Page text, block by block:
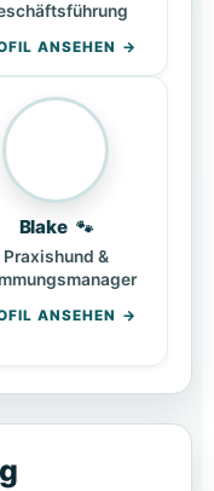
ANSEHEN
Blake 🐾
Praxishund &
ANSEHEN